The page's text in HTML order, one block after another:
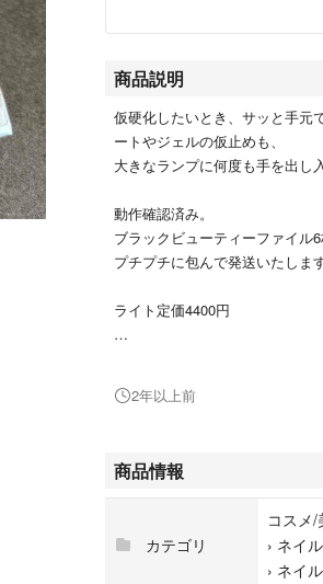
商品説明
仮硬化したいとき、サッと手元
ートやジェルの仮止めも、
大きなランプに何度も手を出し
動作確認済み。
ブラックビューティーファイル
プチプチに包んで発送いたします
ライト定価4400円
2年以上前
商品情報
カテゴリ
コスメ/
› ネイル
› ネイ